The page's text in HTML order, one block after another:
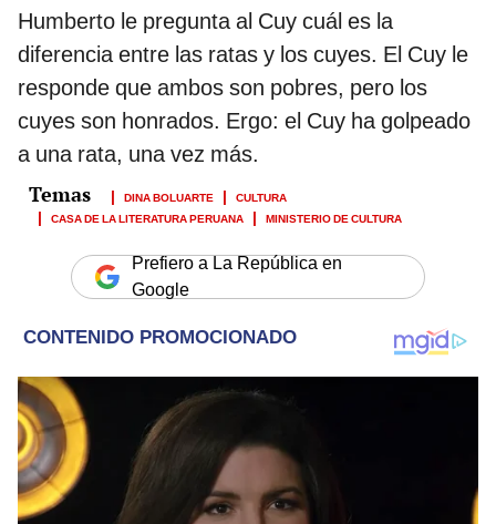
Humberto le pregunta al Cuy cuál es la
diferencia entre las ratas y los cuyes. El Cuy le
responde que ambos son pobres, pero los
cuyes son honrados. Ergo: el Cuy ha golpeado
a una rata, una vez más.
DINA BOLUARTE
CULTURA
CASA DE LA LITERATURA PERUANA
MINISTERIO DE CULTURA
Prefiero a La República en
Google